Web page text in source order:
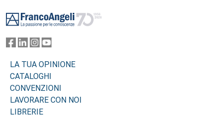
LA TUA OPINIONE
CATALOGHI
CONVENZIONI
LAVORARE CON NOI
LIBRERIE